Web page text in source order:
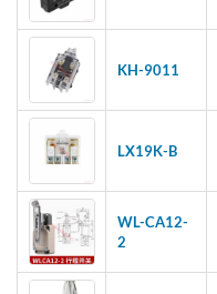
KH-9011
LX19K-B
WL-CA12-
2